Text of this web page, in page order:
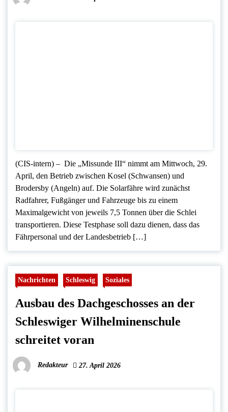
(CIS-intern) – Die „Missunde III“ nimmt am Mittwoch, 29.
April, den Betrieb zwischen Kosel (Schwansen) und
Brodersby (Angeln) auf. Die Solarfähre wird zunächst
Radfahrer, Fußgänger und Fahrzeuge bis zu einem
Maximalgewicht von jeweils 7,5 Tonnen über die Schlei
transportieren. Diese Testphase soll dazu dienen, dass das
Fährpersonal und der Landesbetrieb […]
Nachrichten Schleswig Soziales
Ausbau des Dachgeschosses an der
Schleswiger Wilhelminenschule
schreitet voran
Redakteur 27. April 2026